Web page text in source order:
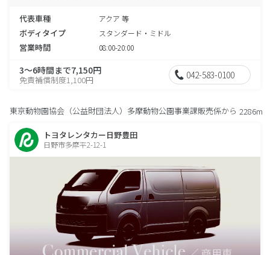
代表車種 アクア 等
ボディタイプ スタンダード・ミドル
営業時間 08:00-20:00
3～6時間まで7,150円
免責補償制度1,100円 042-583-0100
東京動物園協会（公益財団法人）多摩動物公園事業課販売係から 2286m
トヨタレンタカー日野豊田
日野市多摩平2-12-1